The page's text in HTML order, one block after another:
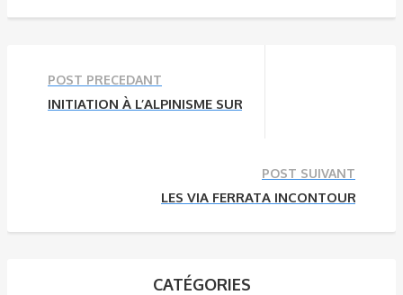
POST PRECEDANT
INITIATION À L’ALPINISME SUR L’ARÊTE DE LA SÉTÉRIA
POST SUIVANT
LES VIA FERRATA
CATÉGORIES